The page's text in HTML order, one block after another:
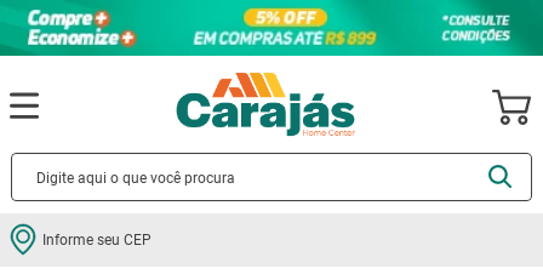
Informe seu CEP
Termos mais buscados